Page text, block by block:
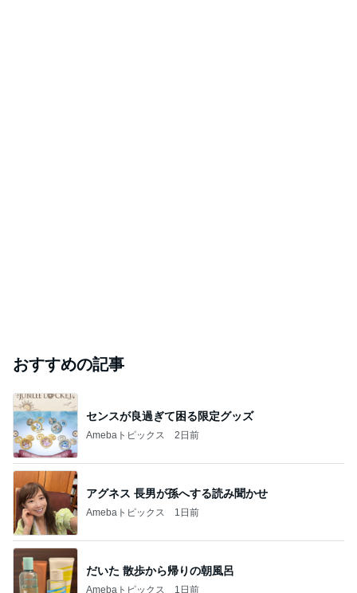
おすすめの記事
センスが良過ぎて困る限定グッズ
Amebaトピックス 2日前
アグネス 長男が孫へする読み聞かせ
Amebaトピックス 1日前
だいた 散歩から帰りの朝風呂
Amebaトピックス 1日前